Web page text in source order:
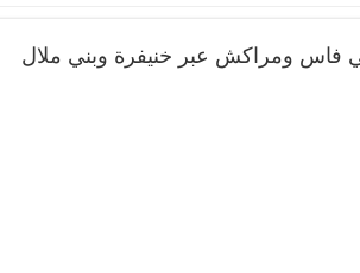
فاس ومراكش عبر خنيفرة وبني ملال